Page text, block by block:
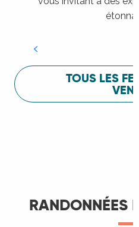
Festival Lot of
TOUS LES
VENIR
RANDONNÉES